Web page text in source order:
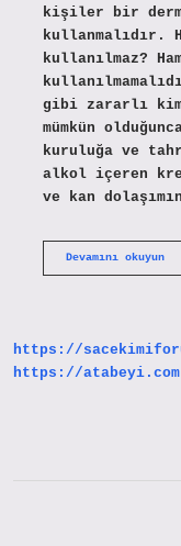
kişiler bir
kullanmalıdır.
kullanılmaz?
gibi zararlı
mümkün
kuruluğa ve
alkol içeren
ve kan
Devamını okuyun
https://
https://